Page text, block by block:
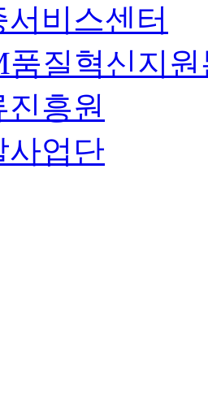
비스센터
품질혁신지
흥원
사업단